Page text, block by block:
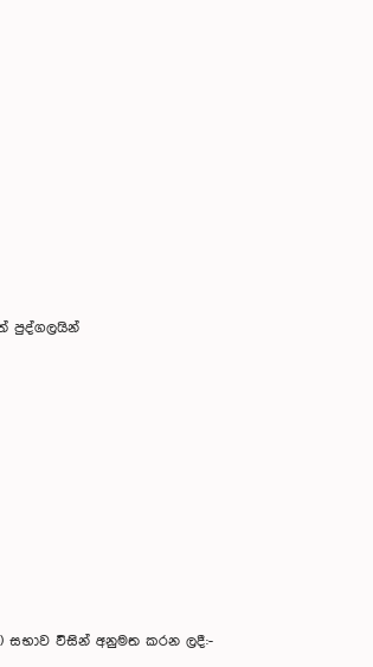
පුද්ගලයින්
සභාව විසින් අනුමත කරන ලදී:-